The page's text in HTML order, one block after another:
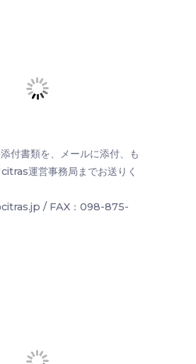
付書類を、メールに添付、も
運営事務局までお送りく
/ FAX：098-875-